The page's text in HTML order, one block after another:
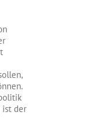
der